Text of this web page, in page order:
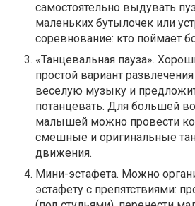
самостоятельно выдувать
маленьких бутылочек или
соревнование: кто поймает
«Танцевальная пауза».
простой вариант
веселую музыку и
потанцевать. Для большей
малышей можно провести
смешные и оригинальные
движения.
Мини-эстафета. Можно
эстафету с препятствиями: